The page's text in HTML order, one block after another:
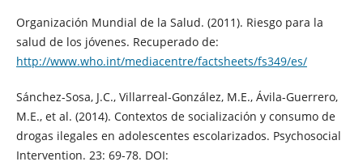
Organización Mundial de la Salud. (2011). Riesgo para la
salud de los jóvenes. Recuperado de:
http://www.who.int/mediacentre/factsheets/fs349/es/
Sánchez-Sosa, J.C., Villarreal-González, M.E., Ávila-Guerrero,
M.E., et al. (2014). Contextos de socialización y consumo de
drogas ilegales en adolescentes escolarizados. Psychosocial
Intervention. 23: 69-78. DOI: